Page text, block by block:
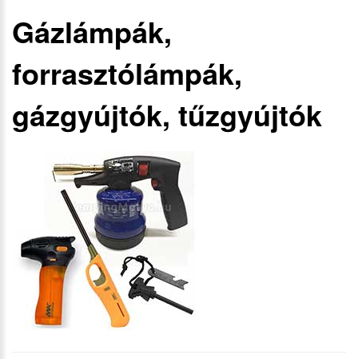
Gázlámpák,
forrasztólámpák,
gázgyújtók, tűzgyújtók